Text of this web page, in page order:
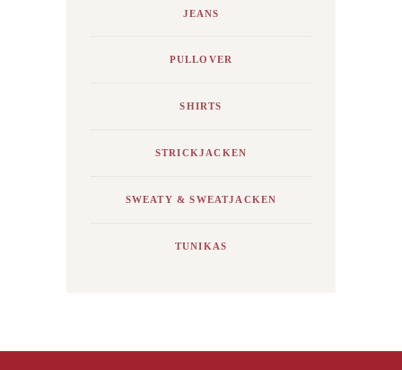
JEANS
PULLOVER
SHIRTS
STRICKJACKEN
SWEATY & SWEATJACKEN
TUNIKAS